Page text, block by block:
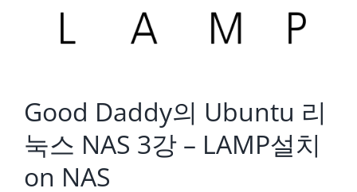
Good Daddy의 Ubuntu 리
눅스 NAS 3강 – LAMP설치
on NAS